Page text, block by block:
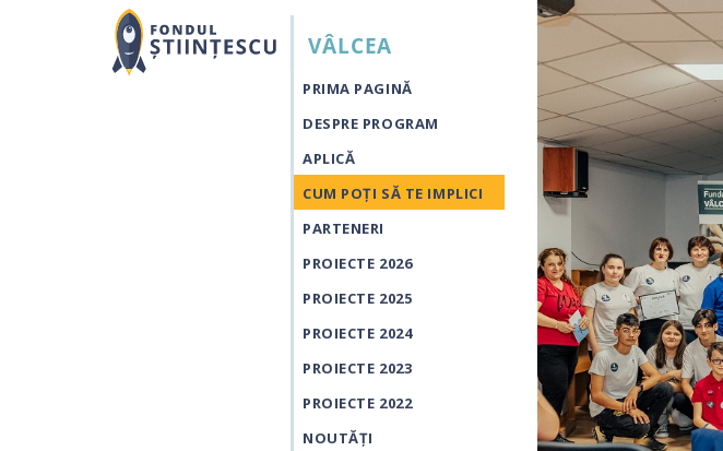
PRIMA PAGINĂ
DESPRE PROGRAM
APLICĂ
CUM POȚI SĂ TE IMPLICI
PARTENERI
PROIECTE 2026
PROIECTE 2025
PROIECTE 2024
PROIECTE 2023
PROIECTE 2022
NOUTĂȚI